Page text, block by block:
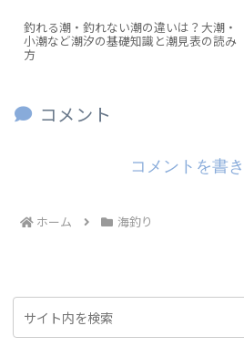
釣れる潮・釣れない潮の違いは？大潮・
小潮など潮汐の基礎知識と潮見表の読み
方
コメント
コメントを書
ホーム 海釣り